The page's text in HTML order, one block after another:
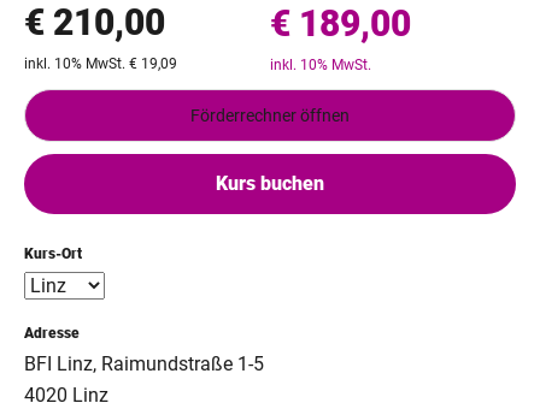
Kurs-Ort
Adresse
BFI Linz, Raimundstraße 1-5
4020 Linz
€ 210,00
inkl. 10% MwSt. € 19,09
€ 189,00
inkl. 10% MwSt.
Förderrechner öffnen
Kurs buchen